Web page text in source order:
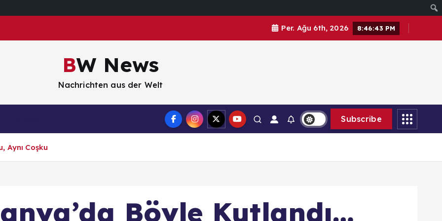
Per. Ağu 6th, 2026 8:46:44 PM
BW News
Nachrichten aus der Welt
Subscribe
Aynı Coşku
Böyle Kutlandı…